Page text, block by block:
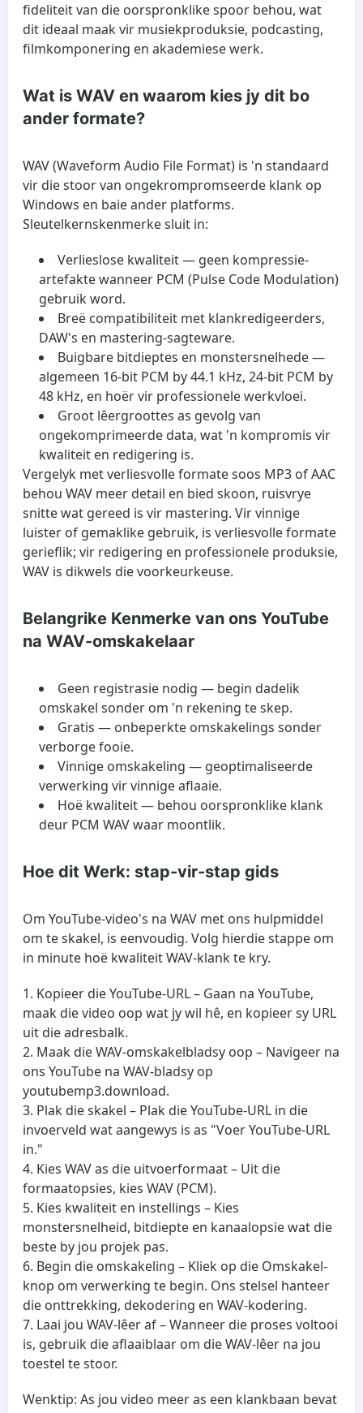
fideliteit van die oorspronklike spoor behou, wat
dit ideaal maak vir musiekproduksie, podcasting,
filmkomponering en akademiese werk.
Wat is WAV en waarom kies jy dit bo
ander formate?
WAV (Waveform Audio File Format) is 'n standaard
vir die stoor van ongekrompromseerde klank op
Windows en baie ander platforms.
Sleutelkernskenmerke sluit in:
Verlieslose kwaliteit— geen kompressie-
artefakte wanneer PCM (Pulse Code Modulation)
gebruik word.
Breë compatibiliteit met klankredigeerders,
DAW's en mastering-sagteware.
Buigbare bitdieptes en monstersnelhede—
algemeen 16-bit PCM by 44.1 kHz, 24-bit PCM by
48 kHz, en hoër vir professionele werkvloei.
Groot lêergroottes as gevolg van
ongekomprimeerde data, wat 'n kompromis vir
kwaliteit en redigering is.
Vergelyk met verliesvolle formate soos MP3 of AAC
behou WAV meer detail en bied skoon, ruisvrye
snitte wat gereed is vir mastering. Vir vinnige
luister of gemaklike gebruik, is verliesvolle formate
gerieflik; vir redigering en professionele produksie,
WAV is dikwels die voorkeurkeuse.
Belangrike Kenmerke van ons YouTube
na WAV-omskakelaar
Geen registrasie nodig — begin dadelik
omskakel sonder om 'n rekening te skep.
Gratis — onbeperkte omskakelings sonder
verborge fooie.
Vinnige omskakeling — geoptimaliseerde
verwerking vir vinnige aflaaie.
Hoë kwaliteit— behou oorspronklike klank
deur PCM WAV waar moontlik.
Hoe dit Werk: stap-vir-stap gids
Om YouTube-video's na WAV met ons hulpmiddel
om te skakel, is eenvoudig. Volg hierdie stappe om
in minute hoë kwaliteit WAV-klank te kry.
Kopieer die YouTube-URL– Gaan na YouTube,
maak die video oop wat jy wil hê, en kopieer sy URL
uit die adresbalk.
Maak die WAV-omskakelbladsy oop – Navigeer na
ons YouTube na WAV-bladsy op
youtubemp3.download.
Plak die skakel – Plak die YouTube-URL in die
invoerveld wat aangewys is as "Voer YouTube-URL
in."
Kies WAV as die uitvoerformaat– Uit die
formaatopsies, kies WAV (PCM).
Kies kwaliteit en instellings – Kies
monstersnelheid, bitdiepte en kanaalopsie wat die
beste by jou projek pas.
Begin die omskakeling – Kliek op die Omskakel-
knop om verwerking te begin. Ons stelsel hanteer
die onttrekking, dekodering en WAV-kodering.
Laai jou WAV-lêer af– Wanneer die proses voltooi
is, gebruik die aflaaiblaar om die WAV-lêer na jou
toestel te stoor.
Wenktip: As jou video meer as een klankbaan bevat